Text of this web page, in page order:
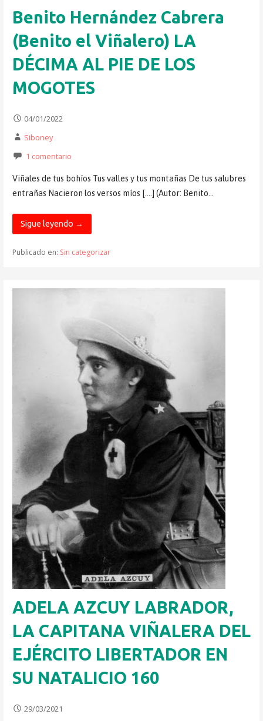
Benito Hernández Cabrera
(Benito el Viñalero) LA
DÉCIMA AL PIE DE LOS
MOGOTES
04/01/2022
Siboney
1 comentario
Viñales de tus bohíos Tus valles y tus montañas De tus salubres
entrañas Nacieron los versos míos [….] (Autor: Benito…
Sigue leyendo →
Publicado en: Sin categorizar
ADELA AZCUY LABRADOR,
LA CAPITANA VIÑALERA DEL
EJÉRCITO LIBERTADOR EN
SU NATALICIO 160
29/03/2021